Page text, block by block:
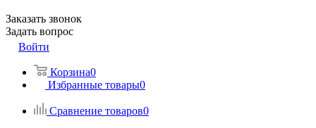
Заказать звонок
Задать вопрос
Войти
Корзина0
Избранные товары0
Сравнение товаров0